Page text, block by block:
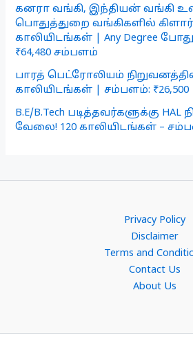
கனரா வங்கி, இந்தியன் வங்கி
பொதுத்துறை வங்கிகளில்
காலியிடங்கள் | Any Degree
₹64,480 சம்பளம்
பாரத் பெட்ரோலியம்
காலியிடங்கள் | சம்பளம்: ₹26,500
B.E/B.Tech படித்தவர்களுக்கு HAL
வேலை! 120 காலியிடங்கள் –
Privacy Policy
Disclaimer
Terms and
Contact Us
About Us